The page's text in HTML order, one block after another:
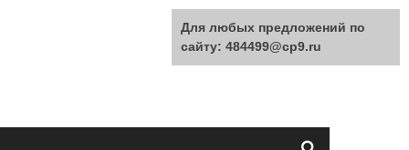
Для любых предложений по
сайту: 484499@cp9.ru